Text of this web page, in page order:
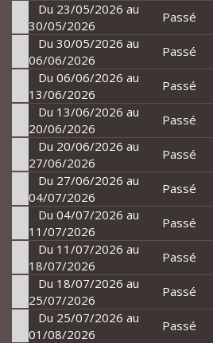
Du 23/05/2026 au
30/05/2026
Passé
Du 30/05/2026 au
06/06/2026
Passé
Du 06/06/2026 au
13/06/2026
Passé
Du 13/06/2026 au
20/06/2026
Passé
Du 20/06/2026 au
27/06/2026
Passé
Du 27/06/2026 au
04/07/2026
Passé
Du 04/07/2026 au
11/07/2026
Passé
Du 11/07/2026 au
18/07/2026
Passé
Du 18/07/2026 au
25/07/2026
Passé
Du 25/07/2026 au
01/08/2026
Passé